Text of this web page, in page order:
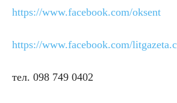
https://www.facebook.com/oksent
https://www.facebook.com/
тел. 098 749 0402